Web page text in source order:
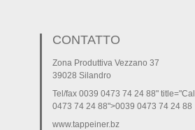
CONTATTO
Zona Produttiva Vezzano 37
39028 Silandro
Tel/fax 0039 0473 74 24 88" title="Call
0473 74 24 88">0039 0473 74 24 88
www.tappeiner.bz